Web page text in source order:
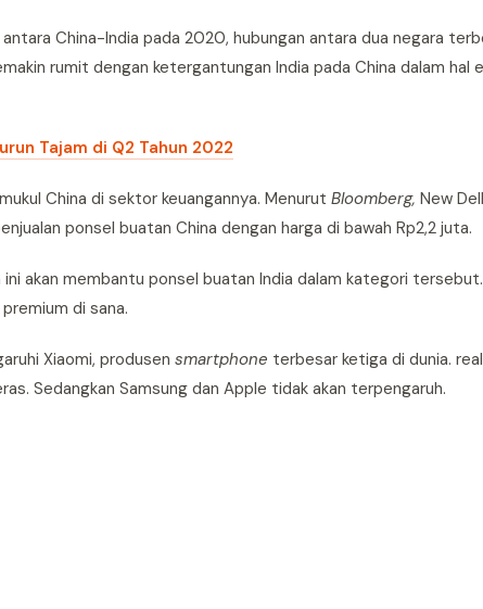
China-India pada 2020, hubungan antara dua negara
rumit dengan ketergantungan India pada China dalam hal
Tajam di Q2 Tahun 2022
China di sektor keuangannya. Menurut Bloomberg, New
ponsel buatan China dengan harga di bawah Rp2,2 juta.
ini akan membantu ponsel buatan India dalam kategori
di sana.
Xiaomi, produsen smartphone terbesar ketiga di dunia.
Sedangkan Samsung dan Apple tidak akan terpengaruh.